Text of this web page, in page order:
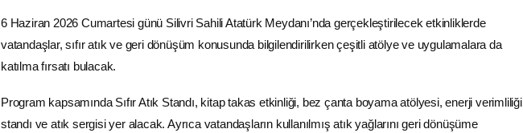
6 Haziran 2026 Cumartesi günü Silivri Sahili Atatürk Meydanı’nda gerçekleştirilecek etkinliklerde
vatandaşlar, sıfır atık ve geri dönüşüm konusunda bilgilendirilirken çeşitli atölye ve uygulamalara da
katılma fırsatı bulacak.
Program kapsamında Sıfır Atık Standı, kitap takas etkinliği, bez çanta boyama atölyesi, enerji verimliliği
standı ve atık sergisi yer alacak. Ayrıca vatandaşların kullanılmış atık yağlarını geri dönüşüme